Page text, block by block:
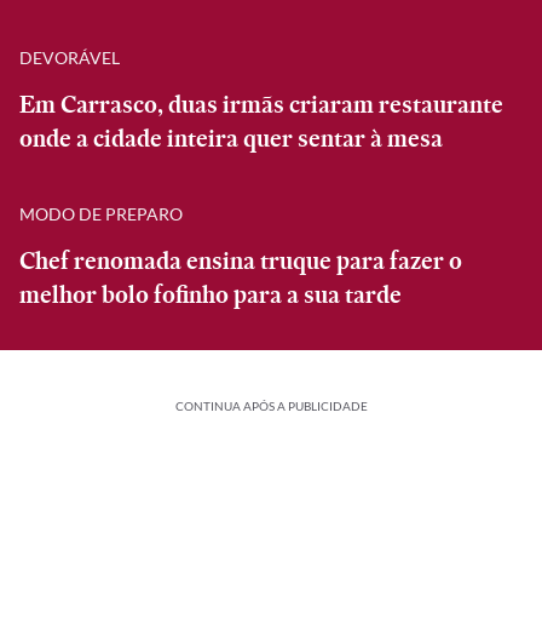
DEVORÁVEL
Em Carrasco, duas irmãs criaram restaurante
onde a cidade inteira quer sentar à mesa
MODO DE PREPARO
Chef renomada ensina truque para fazer o
melhor bolo fofinho para a sua tarde
CONTINUA APÓS A PUBLICIDADE